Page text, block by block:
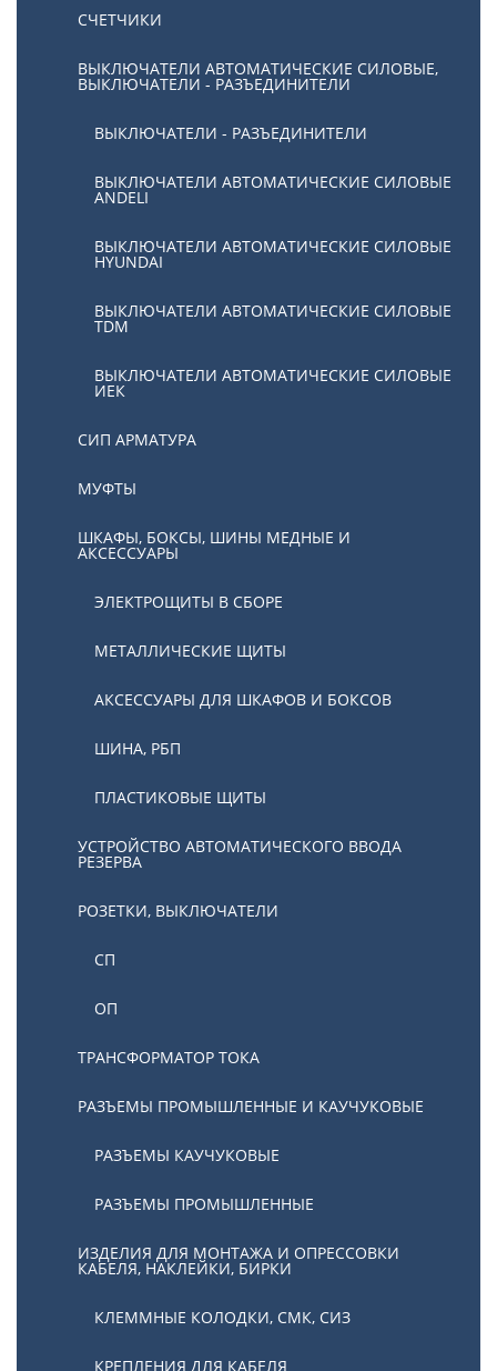
СЧЕТЧИКИ
ВЫКЛЮЧАТЕЛИ АВТОМАТИЧЕСКИЕ СИЛОВЫЕ,
ВЫКЛЮЧАТЕЛИ - РАЗЪЕДИНИТЕЛИ
ВЫКЛЮЧАТЕЛИ - РАЗЪЕДИНИТЕЛИ
ВЫКЛЮЧАТЕЛИ АВТОМАТИЧЕСКИЕ СИЛОВЫЕ
ANDELI
ВЫКЛЮЧАТЕЛИ АВТОМАТИЧЕСКИЕ СИЛОВЫЕ
HYUNDAI
ВЫКЛЮЧАТЕЛИ АВТОМАТИЧЕСКИЕ СИЛОВЫЕ
TDM
ВЫКЛЮЧАТЕЛИ АВТОМАТИЧЕСКИЕ СИЛОВЫЕ
ИЕК
СИП АРМАТУРА
МУФТЫ
ШКАФЫ, БОКСЫ, ШИНЫ МЕДНЫЕ И
АКСЕССУАРЫ
ЭЛЕКТРОЩИТЫ В СБОРЕ
МЕТАЛЛИЧЕСКИЕ ЩИТЫ
АКСЕССУАРЫ ДЛЯ ШКАФОВ И БОКСОВ
ШИНА, РБП
ПЛАСТИКОВЫЕ ЩИТЫ
УСТРОЙСТВО АВТОМАТИЧЕСКОГО ВВОДА
РЕЗЕРВА
РОЗЕТКИ, ВЫКЛЮЧАТЕЛИ
СП
ОП
ТРАНСФОРМАТОР ТОКА
РАЗЪЕМЫ ПРОМЫШЛЕННЫЕ И КАУЧУКОВЫЕ
РАЗЪЕМЫ КАУЧУКОВЫЕ
РАЗЪЕМЫ ПРОМЫШЛЕННЫЕ
ИЗДЕЛИЯ ДЛЯ МОНТАЖА И ОПРЕССОВКИ
КАБЕЛЯ, НАКЛЕЙКИ, БИРКИ
КЛЕММНЫЕ КОЛОДКИ, СМК, СИЗ
КРЕПЛЕНИЯ ДЛЯ КАБЕЛЯ